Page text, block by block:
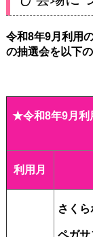
令和8年9月利用
の抽選会を以下
★令和8年9月利
利用月
さく